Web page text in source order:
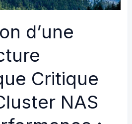
d’une
Critique
NAS